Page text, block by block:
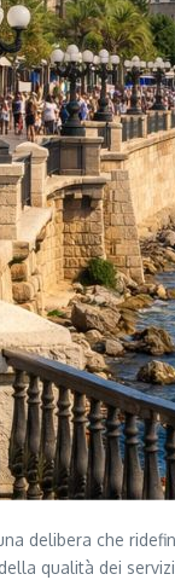
delibera che
qualità dei